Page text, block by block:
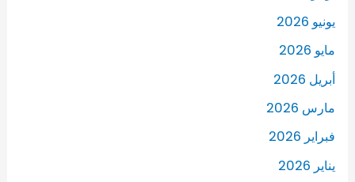
يونيو 2026
مايو 2026
أبريل 2026
مارس 2026
فبراير 2026
يناير 2026